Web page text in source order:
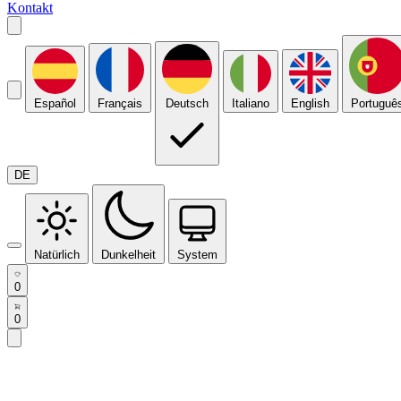
Kontakt
Español Français Deutsch Italiano English
DE
Natürlich Dunkelheit System
0
0